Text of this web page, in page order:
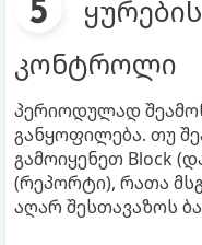
კონტროლი
პერიოდულად
განყოფილება. თუ
გამოიყენეთ Block
(რეპორტი), რათა
აღარ შესთავაზოს